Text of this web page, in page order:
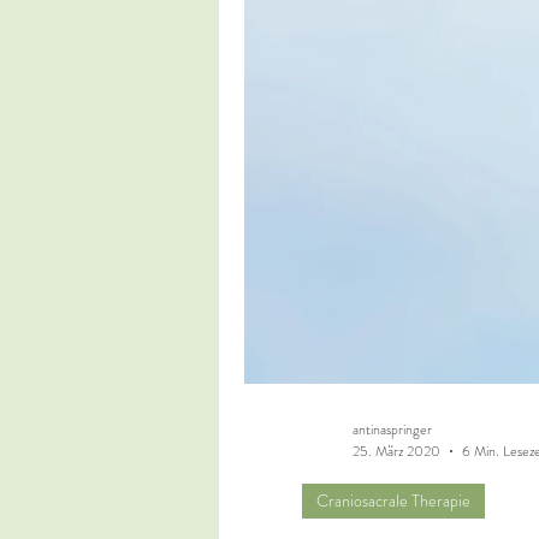
Craniosacrale Therapie
antinaspringer
25. März 2020
6 Min.